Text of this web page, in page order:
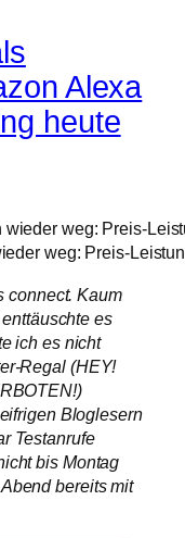
Alexa
heute
weg: Preis-
connect. Kaum
es
ich es nicht
Regal (HEY!
Bloglesern
Testanrufe
bis Montag
bereits mit